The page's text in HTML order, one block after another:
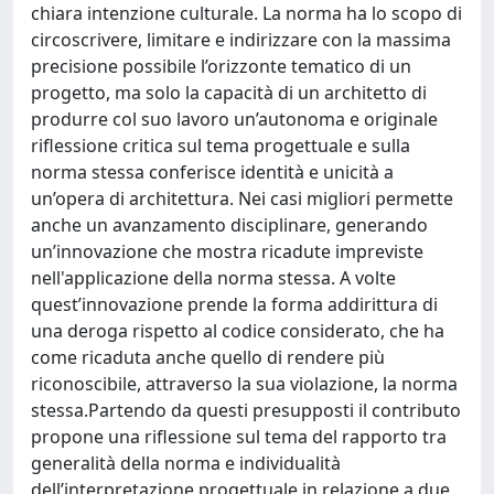
chiara intenzione culturale. La norma ha lo scopo di
circoscrivere, limitare e indirizzare con la massima
precisione possibile l’orizzonte tematico di un
progetto, ma solo la capacità di un architetto di
produrre col suo lavoro un’autonoma e originale
riflessione critica sul tema progettuale e sulla
norma stessa conferisce identità e unicità a
un’opera di architettura. Nei casi migliori permette
anche un avanzamento disciplinare, generando
un’innovazione che mostra ricadute impreviste
nell'applicazione della norma stessa. A volte
quest’innovazione prende la forma addirittura di
una deroga rispetto al codice considerato, che ha
come ricaduta anche quello di rendere più
riconoscibile, attraverso la sua violazione, la norma
stessa.Partendo da questi presupposti il contributo
propone una riflessione sul tema del rapporto tra
generalità della norma e individualità